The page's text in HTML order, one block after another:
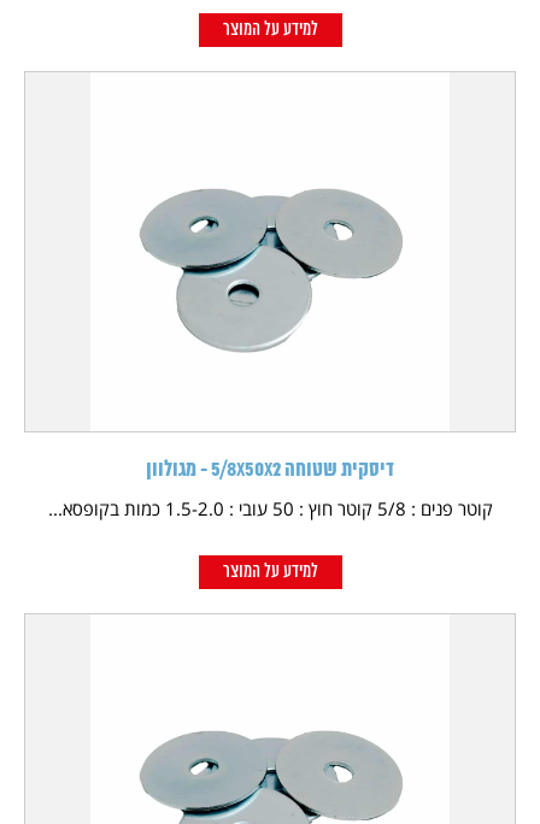
למידע על המוצר
דיסקית שטוחה 5/8X50X2 - מגולוון
קוטר פנים : 5/8 קוטר חוץ : 50 עובי : 1.5-2.0 כמות בקופסא...
למידע על המוצר